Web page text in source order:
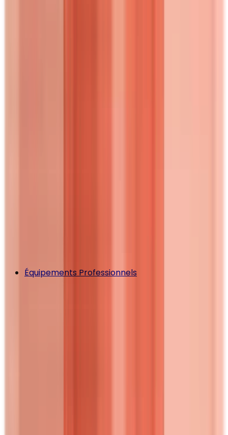
Équipements Professionnels